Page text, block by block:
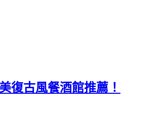
復古風餐酒館推薦！